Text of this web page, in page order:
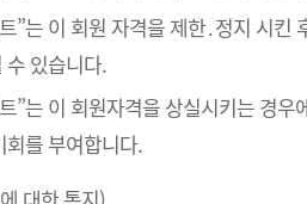
”는 이 회원 자격을 제한․정지 시킨
수 있습니다.
”는 이 회원자격을 상실시키는 경우
회를 부여합니다.